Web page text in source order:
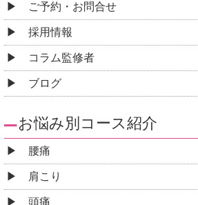
手足のしびれ
腱鞘炎
坐骨神経痛
ヘルニア
脊柱管狭窄症
背部痛・肋間神経痛
ぎっくり腰
骨盤矯正